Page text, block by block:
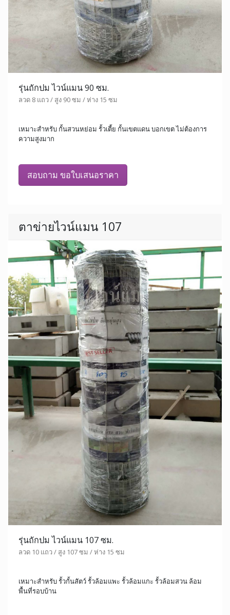
รุ่นถักปม ไวน์แมน 90 ซม.
ลวด 8 แถว / สูง 90 ซม / ห่าง 15 ซม
เหมาะสำหรับ กั้นสวนหย่อม รั้วเตี้ย กั้นเขตแดน บอกเขต ไม่ต้องการ
ความสูงมาก
สอบถาม ขอใบเสนอราคา
ตาข่ายไวน์แมน 107
รุ่นถักปม ไวน์แมน 107 ซม.
ลวด 10 แถว / สูง 107 ซม / ห่าง 15 ซม
เหมาะสำหรับ รั้วกั้นสัตว์ รั้วล้อมแพะ รั้วล้อมแกะ รั้วล้อมสวน ล้อม
พื้นที่รอบบ้าน